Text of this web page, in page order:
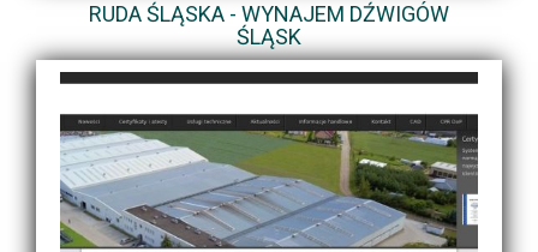
RUDA ŚLĄSKA - WYNAJEM DŹWIGÓW
ŚLĄSK